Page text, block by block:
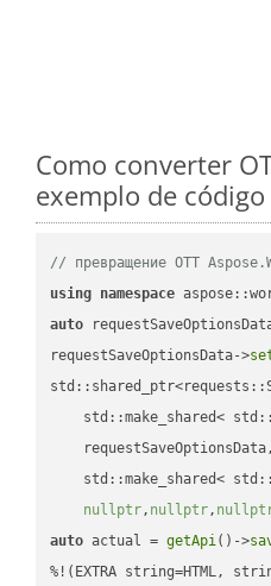
Como converter
exemplo de código
// превращение OTT
using namespace
auto
requestSaveOptionsData->
std::make_shared<
    requestSaveOptionsData,
std::make_shared<
nullptr, nullptr,
auto actual = getApi()->